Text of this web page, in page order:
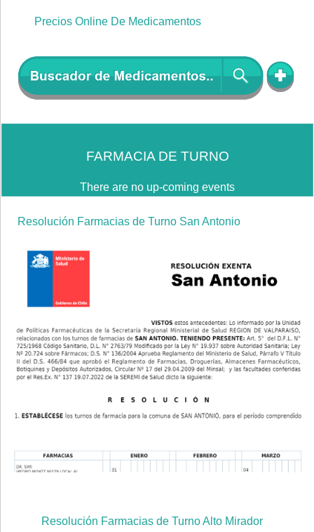
Precios Online De Medicamentos
FARMACIA DE TURNO
There are no up-coming events
Resolución Farmacias de Turno San Antonio
Resolución Farmacias de Turno Alto Mirador